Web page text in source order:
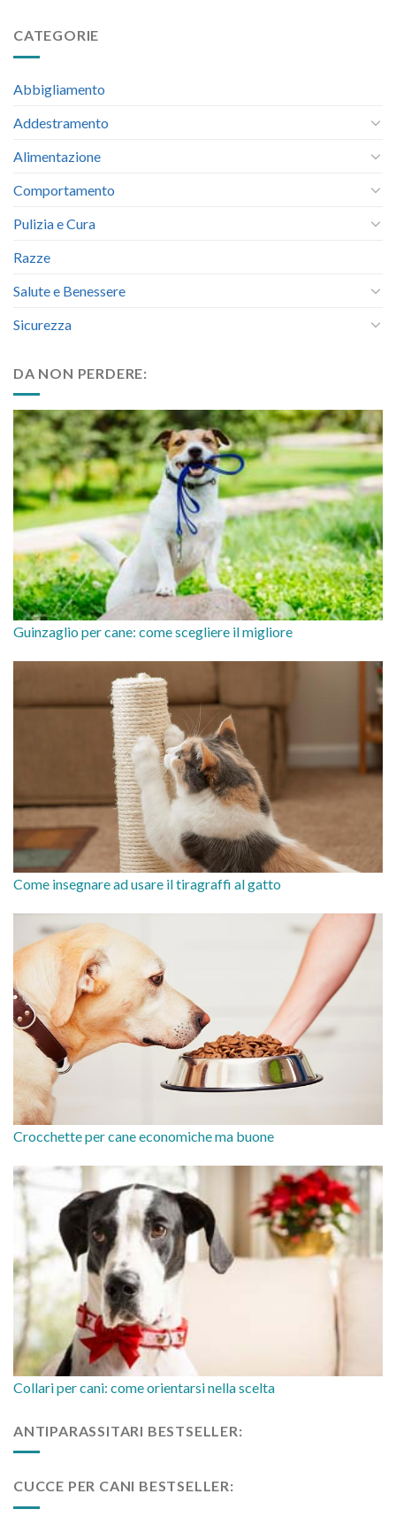
CATEGORIE
Abbigliamento
Addestramento
Alimentazione
Comportamento
Pulizia e Cura
Razze
Salute e Benessere
Sicurezza
DA NON PERDERE:
Guinzaglio per cane: come scegliere il migliore
Come insegnare ad usare il tiragraffi al gatto
Crocchette per cane economiche ma buone
Collari per cani: come orientarsi nella scelta
ANTIPARASSITARI BESTSELLER:
CUCCE PER CANI BESTSELLER: